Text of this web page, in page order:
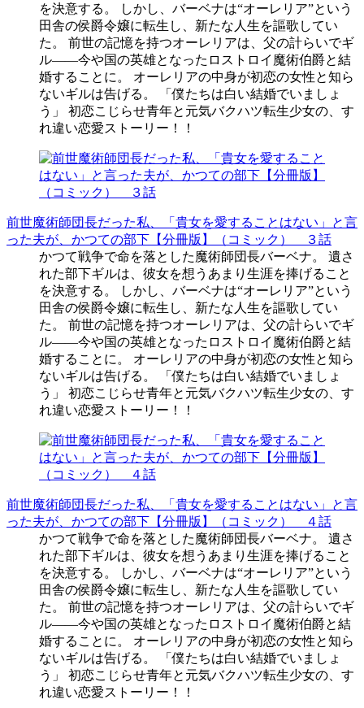
を決意する。 しかし、バーベナは“オーレリア”という
田舎の侯爵令嬢に転生し、新たな人生を謳歌してい
た。 前世の記憶を持つオーレリアは、父の計らいでギ
ル――今や国の英雄となったロストロイ魔術伯爵と結
婚することに。 オーレリアの中身が初恋の女性と知ら
ないギルは告げる。 「僕たちは白い結婚でいましょ
う」 初恋こじらせ青年と元気バクハツ転生少女の、す
れ違い恋愛ストーリー！！
前世魔術師団長だった私、「貴女を愛することはない」と言
った夫が、かつての部下【分冊版】（コミック） ３話
かつて戦争で命を落とした魔術師団長バーベナ。 遺さ
れた部下ギルは、彼女を想うあまり生涯を捧げること
を決意する。 しかし、バーベナは“オーレリア”という
田舎の侯爵令嬢に転生し、新たな人生を謳歌してい
た。 前世の記憶を持つオーレリアは、父の計らいでギ
ル――今や国の英雄となったロストロイ魔術伯爵と結
婚することに。 オーレリアの中身が初恋の女性と知ら
ないギルは告げる。 「僕たちは白い結婚でいましょ
う」 初恋こじらせ青年と元気バクハツ転生少女の、す
れ違い恋愛ストーリー！！
前世魔術師団長だった私、「貴女を愛することはない」と言
った夫が、かつての部下【分冊版】（コミック） ４話
かつて戦争で命を落とした魔術師団長バーベナ。 遺さ
れた部下ギルは、彼女を想うあまり生涯を捧げること
を決意する。 しかし、バーベナは“オーレリア”という
田舎の侯爵令嬢に転生し、新たな人生を謳歌してい
た。 前世の記憶を持つオーレリアは、父の計らいでギ
ル――今や国の英雄となったロストロイ魔術伯爵と結
婚することに。 オーレリアの中身が初恋の女性と知ら
ないギルは告げる。 「僕たちは白い結婚でいましょ
う」 初恋こじらせ青年と元気バクハツ転生少女の、す
れ違い恋愛ストーリー！！